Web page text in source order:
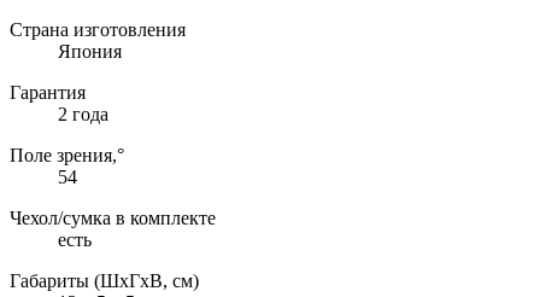
Страна изготовления
Япония
Гарантия
2 года
Поле зрения,°
54
Чехол/сумка в комплекте
есть
Габариты (ШxГxВ, см)